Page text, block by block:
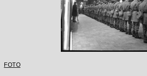
FOTO